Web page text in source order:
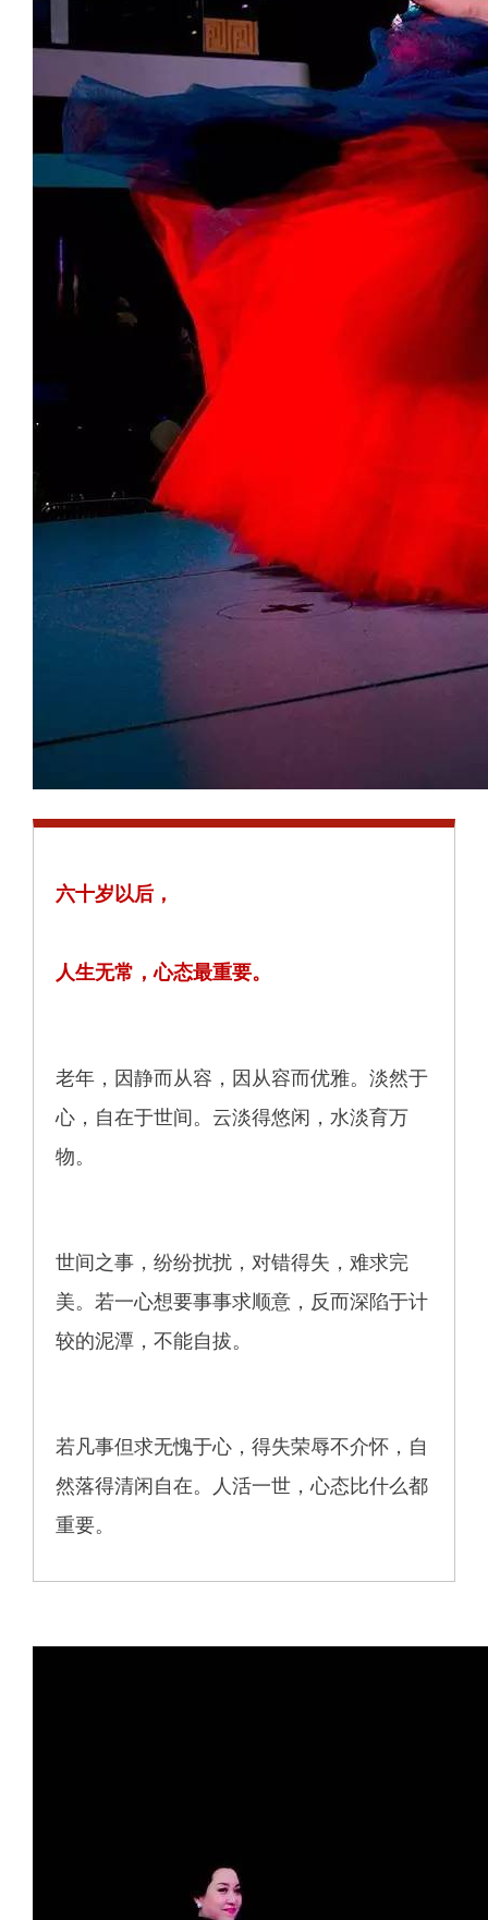
六十岁以后，
人生无常，心态最重要。
老年，因静而从容，因从容而优雅。淡然于
心，自在于世间。云淡得悠闲，水淡育万
物。
世间之事，纷纷扰扰，对错得失，难求完
美。若一心想要事事求顺意，反而深陷于计
较的泥潭，不能自拔。
若凡事但求无愧于心，得失荣辱不介怀，自
然落得清闲自在。人活一世，心态比什么都
重要。